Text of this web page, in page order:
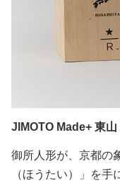
JIMOTO Made+ 東
御所人形が、京都の
（ほうたい）」を手